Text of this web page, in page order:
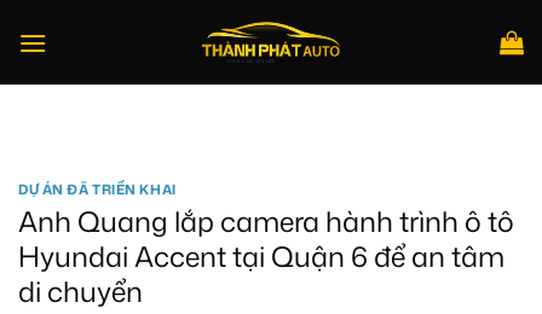
qua
DỰ ÁN ĐÃ TRIỂN KHAI
Anh Quang lắp camera hành trình ô tô
Hyundai Accent tại Quận 6 để an tâm
di chuyển